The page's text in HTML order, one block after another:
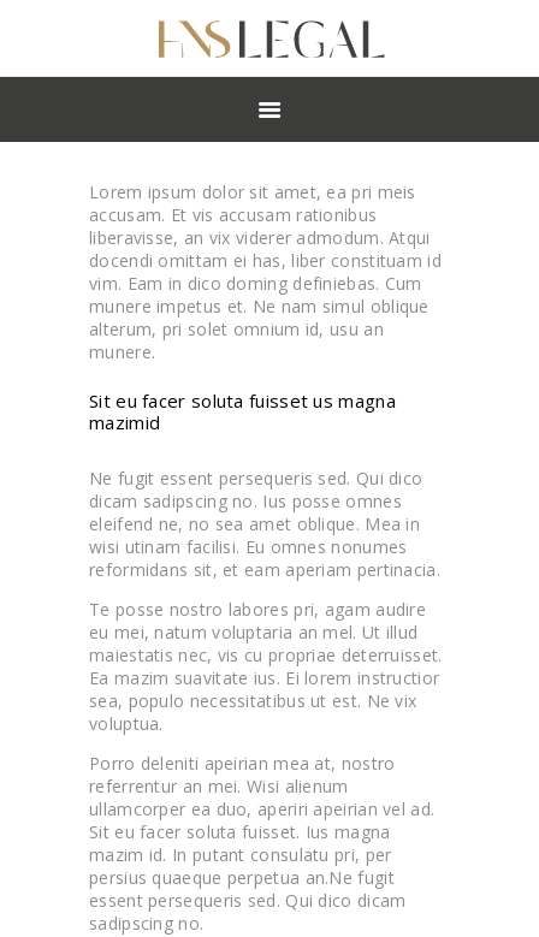
ABOUT
CAREERS
OFFICES
Lorem ipsum dolor sit amet, ea pri meis
accusam. Et vis accusam rationibus
liberavisse, an vix viderer admodum. Atqui
docendi omittam ei has, liber constituam id
vim. Eam in dico doming definiebas. Cum
munere impetus et. Ne nam simul oblique
alterum, pri solet omnium id, usu an
munere.
Sit eu facer soluta fuisset us magna
mazimid
Ne fugit essent persequeris sed. Qui dico
dicam sadipscing no. Ius posse omnes
eleifend ne, no sea amet oblique. Mea in
wisi utinam facilisi. Eu omnes nonumes
reformidans sit, et eam aperiam pertinacia.
Te posse nostro labores pri, agam audire
eu mei, natum voluptaria an mel. Ut illud
maiestatis nec, vis cu propriae deterruisset.
Ea mazim suavitate ius. Ei lorem instructior
sea, populo necessitatibus ut est. Ne vix
voluptua.
Porro deleniti apeirian mea at, nostro
referrentur an mei. Wisi alienum
ullamcorper ea duo, aperiri apeirian vel ad.
Sit eu facer soluta fuisset. Ius magna
mazim id. In putant consulatu pri, per
persius quaeque perpetua an.Ne fugit
essent persequeris sed. Qui dico dicam
sadipscing no.